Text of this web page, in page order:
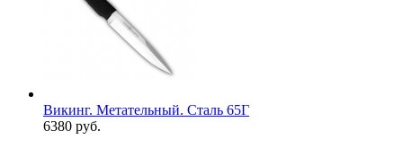
Викинг. Метательный. Сталь 65Г
6380 руб.